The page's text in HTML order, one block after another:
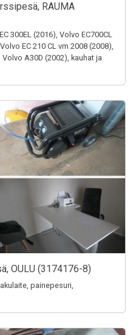
RAUMA
300EL (2016), Volvo EC700CL
EC 210 CL vm 2008 (2008),
A30D (2002), kauhat ja
OULU (3174176-8)
painepesuri,